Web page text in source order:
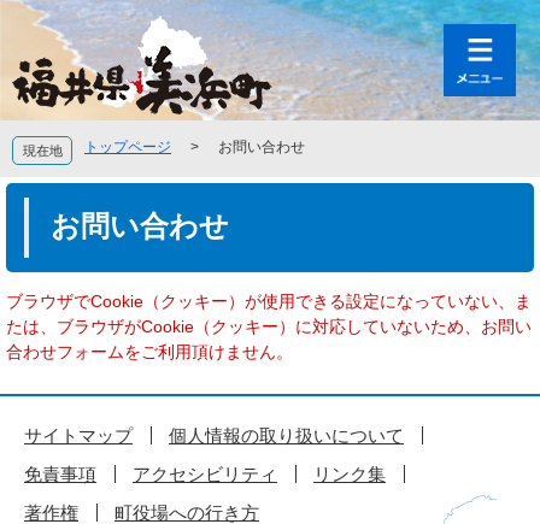
の
頭
で
す
ー
飛
ば
し
文
現在地 トップページ > お問い合わせ
お問い合わせ
ブラウザでCookie（クッキー）が使用できる設定になっていない、ま
たは、ブラウザがCookie（クッキー）に対応していないため、お問い
合わせフォームをご利用頂けません。
サイトマップ
個人情報の取り扱いについて
免責事項
アクセシビリティ
リンク集
著作権
町役場への行き方